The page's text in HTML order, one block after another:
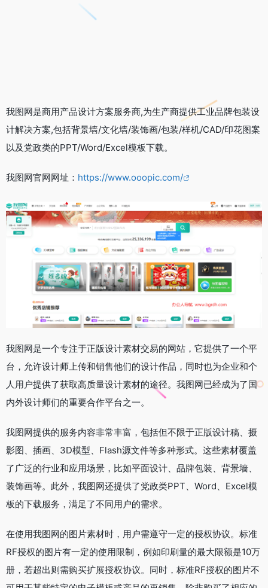
我图网是商用产品设计方案服务商,为生产商提供工业品牌包装设
计解决方案,包括背景墙/文化墙/装饰画/包装/样机/CAD/印花图案
以及党政类的PPT/Word/Excel模板下载。
我图网官网网址： https://www.ooopic.com/
我图网是一个专注于正版设计素材交易的网站，它提供了一个平
台，允许设计师上传和销售他们的设计作品，同时也为企业和个
人用户提供了获取高质量设计素材的途径。我图网已经成为了国
内外设计师们的重要合作平台之一。
我图网提供的服务内容非常丰富，包括但不限于正版设计稿、摄
影图、插画、3D模型、Flash源文件等多种形式。这些素材覆盖
了广泛的行业和应用场景，比如平面设计、品牌包装、背景墙、
装饰画等。此外，我图网还提供了党政类PPT、Word、Excel模
板的下载服务，满足了不同用户的需求。
在使用我图网的图片素材时，用户需遵守一定的授权协议。标准
RF授权的图片有一定的使用限制，例如印刷量的最大限额是10万
册，若超出则需购买扩展授权协议。同时，标准RF授权的图片不